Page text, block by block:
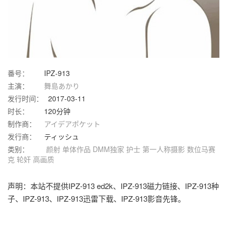
番号：
IPZ-913
主演：
舞島あかり
发行时间：
2017-03-11
时长：
120分钟
制作商：
アイデアポケット
发行商：
ティッシュ
类别：
颜射 单体作品 DMM独家 护士 第一人称摄影 数位马赛
克 轮奸 高画质
声明：本站不提供IPZ-913 ed2k、IPZ-913磁力链接、IPZ-913种
子、IPZ-913、IPZ-913迅雷下载、IPZ-913影音先锋。